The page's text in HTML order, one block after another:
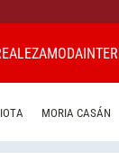
MODA
MORIA CASÁN